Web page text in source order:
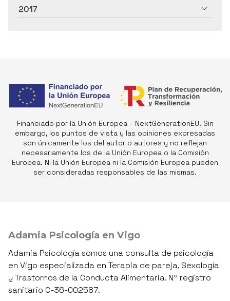
2017
Financiado por la Unión Europea - NextGenerationEU. Sin
embargo, los puntos de vista y las opiniones expresadas
son únicamente los del autor o autores y no reflejan
necesariamente los de la Unión Europea o la Comisión
Europea. Ni la Unión Europea ni la Comisión Europea pueden
ser consideradas responsables de las mismas.
Adamia Psicología en Vigo
Adamia Psicología somos una consulta de psicología
en Vigo especializada en Terapia de pareja, Sexología
y Trastornos de la Conducta Alimentaria. Nº registro
sanitario C-36-002587.